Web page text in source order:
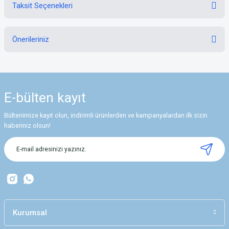
Taksit Seçenekleri
Önerileriniz
Görüş ve önerileriniz için teşekkür ederiz.
Ürün resmi kalitesiz, bozuk veya görüntülenemiyor.
Ürün açıklamasında eksik bilgiler bulunuyor.
Ürün bilgilerinde hatalar bulunuyor.
Bu ürüne benzer farklı alternatifler olmalı.
E-bülten kayıt
Bültenimize kayıt olun, indirimli ürünlerden ve kampanyalardan ilk sizin
haberiniz olsun!
Kurumsal